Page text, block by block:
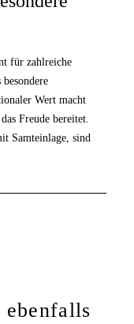
für zahlreiche
Wert macht
Freude bereitet.
Samteinlage, sind
ebenfalls